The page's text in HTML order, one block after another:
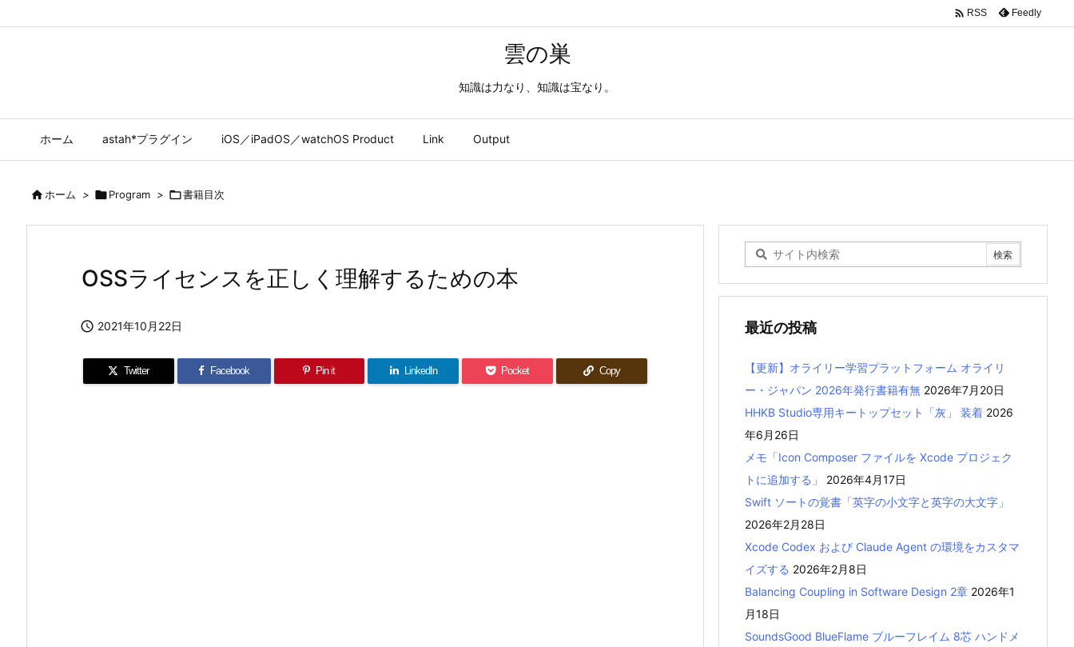
雲の巣
知識は力なり、知識は宝なり。
ホーム astah*プラグイン iOS／iPadOS／watchOS Product Link Output
 RSS Feedly
ホーム > Program > 書籍目次
OSSライセンスを正しく理解するための本
 2021年10月22日
Twitter Facebook Pin it LinkedIn Pocket Copy
最近の投稿
【更新】オライリー学習プラットフォーム オライリ
ー・ジャパン 2026年発行書籍有無 2026年7月20日
HHKB Studio専用キートップセット「灰」 装着 2026
年6月26日
メモ「Icon Composer ファイルを Xcode プロジェク
トに追加する」
2026年4月17日
Swift ソートの覚書「英字の小文字と英字の大文字」
2026年2月28日
Xcode Codex および Claude Agent の環境をカスタマ
イズする 2026年2月8日
Balancing Coupling in Software Design 2章 2026年1
月18日
SoundsGood BlueFlame ブルーフレイム 8芯 ハンドメ